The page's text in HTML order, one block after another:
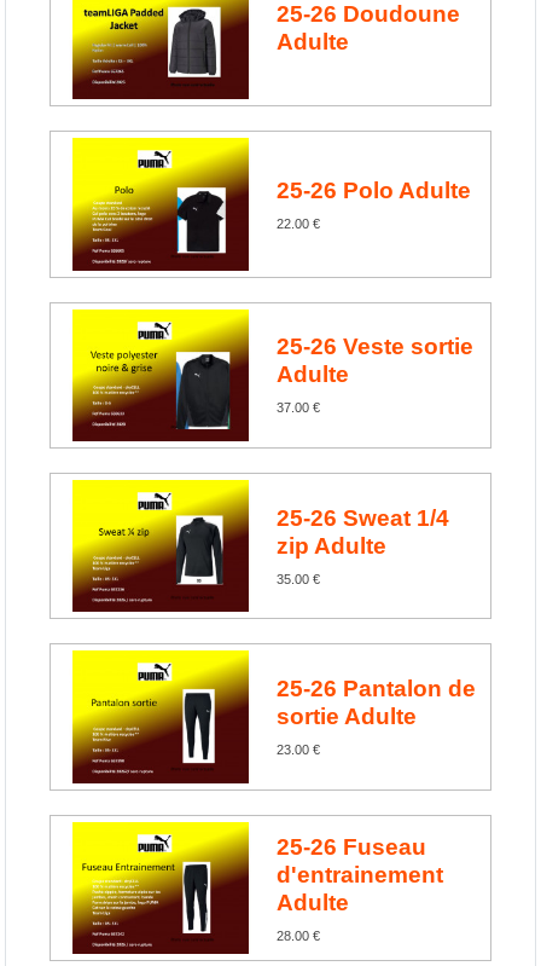
25-26 Doudoune
Adulte
25-26 Polo Adulte
22.00 €
25-26 Veste sortie
Adulte
37.00 €
25-26 Sweat 1/4
zip Adulte
35.00 €
25-26 Pantalon de
sortie Adulte
23.00 €
25-26 Fuseau
d'entrainement
Adulte
28.00 €